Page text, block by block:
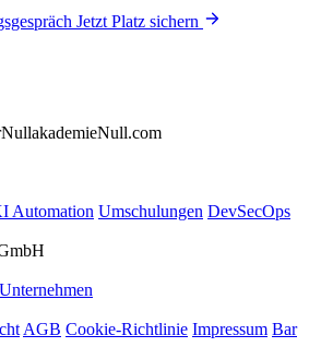
Jetzt Platz sichern
NullakademieNull.com
Automation Umschulungen DevSecOps
AGB Cookie-Richtlinie Impressum Bar